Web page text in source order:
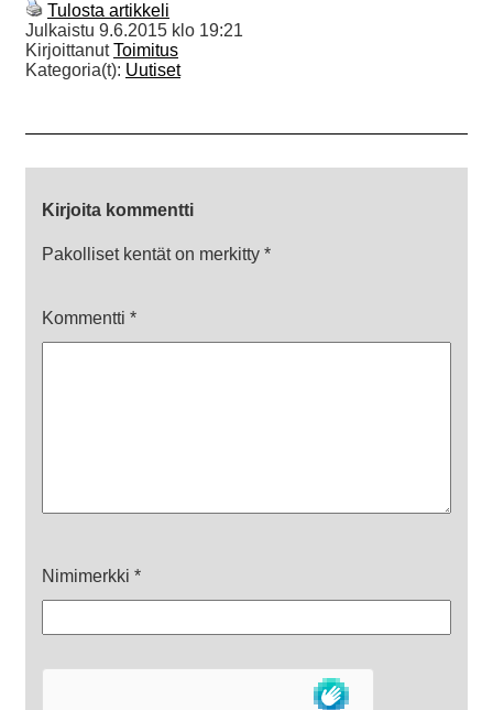
Tulosta artikkeli
Julkaistu 9.6.2015 klo 19:21
KirjoittanutToimitus
Kategoria(t): Uutiset
Kirjoita kommentti
Pakolliset kentät on merkitty *
Kommentti *
Nimimerkki *